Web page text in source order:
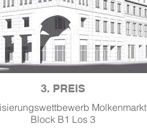
3. PREIS
Molkenmarkt
Block B1 Los 3